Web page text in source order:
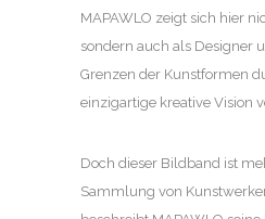
MAPAWLO zeigt sich hier
sondern auch als Designer
Grenzen der Kunstformen
einzigartige kreative Vision
Doch dieser Bildband ist
Sammlung von